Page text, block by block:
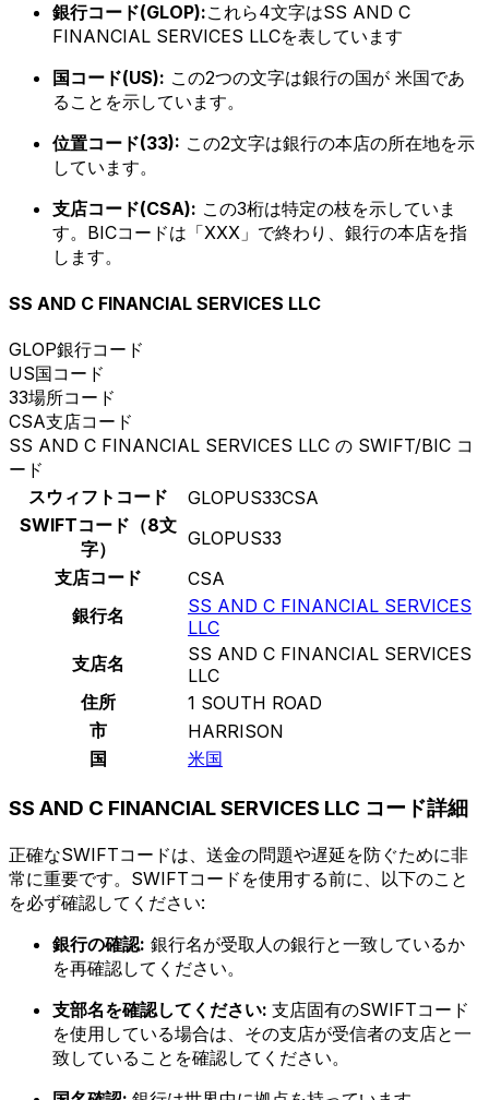
銀行コード(GLOP):これら4文字はSS AND C
FINANCIAL SERVICES LLCを表しています
国コード(US): この2つの文字は銀行の国が 米国であ
ることを示しています。
位置コード(33): この2文字は銀行の本店の所在地を示
しています。
支店コード(CSA): この3桁は特定の枝を示していま
す。BICコードは「XXX」で終わり、銀行の本店を指
します。
SS AND C FINANCIAL SERVICES LLC
GLOP銀行コード
US国コード
33場所コード
CSA支店コード
SS AND C FINANCIAL SERVICES LLC の SWIFT/BIC コ
ード
スウィフトコード
GLOPUS33CSA
SWIFTコード（8文
字）
GLOPUS33
支店コード
CSA
銀行名
SS AND C FINANCIAL SERVICES
LLC
支店名
SS AND C FINANCIAL SERVICES
LLC
住所
1 SOUTH ROAD
市
HARRISON
国
米国
SS AND C FINANCIAL SERVICES LLC コード詳細
正確なSWIFTコードは、送金の問題や遅延を防ぐために非
常に重要です。SWIFTコードを使用する前に、以下のこと
を必ず確認してください:
銀行の確認: 銀行名が受取人の銀行と一致しているか
を再確認してください。
支部名を確認してください: 支店固有のSWIFTコード
を使用している場合は、その支店が受信者の支店と一
致していることを確認してください。